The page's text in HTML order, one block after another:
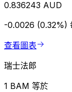
0.836243 AUD
-0.0026 (0.32%)
查看圖表
瑞士法郎
1 BAM 等於